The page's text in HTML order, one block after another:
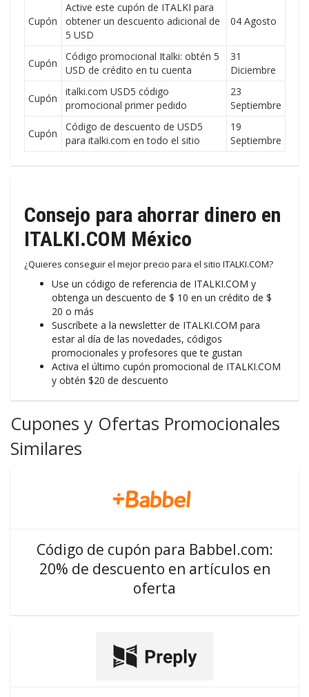
Cupón
Active este cupón de ITALKI para
obtener un descuento adicional de
5 USD
04 Agosto
Cupón
Código promocional Italki: obtén 5
USD de crédito en tu cuenta
31
Diciembre
Cupón
italki.com USD5 código
promocional primer pedido
23
Septiembre
Cupón
Código de descuento de USD5
para italki.com en todo el sitio
19
Septiembre
Consejo para ahorrar dinero en
ITALKI.COM México
¿Quieres conseguir el mejor precio para el sitio ITALKI.COM?
Use un código de referencia de ITALKI.COM y
obtenga un descuento de $ 10 en un crédito de $
20 o más
Suscríbete a la newsletter de ITALKI.COM para
estar al día de las novedades, códigos
promocionales y profesores que te gustan
Activa el último cupón promocional de ITALKI.COM
y obtén $20 de descuento
Cupones y Ofertas Promocionales
Similares
Código de cupón para Babbel.com:
20% de descuento en artículos en
oferta